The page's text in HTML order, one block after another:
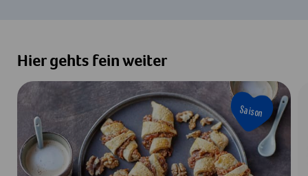
Hier gehts fein weiter
Saison